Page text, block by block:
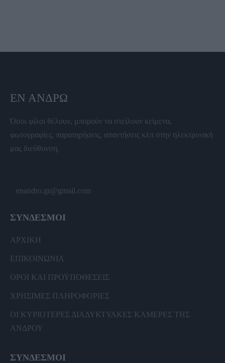
ΕΝ ΆΝΔΡΩ
Όσοι φίλοι θέλουν, μπορούν να στείλουν κείμενα,
φωτογραφίες, παρατηρήσεις, απαντήσεις κλπ στην ηλεκτρονική
μας διεύθυνση.
enandro.gr@gmail.com
ΣΥΝΔΕΣΜΟΙ
ΑΡΧΙΚΗ
ΕΠΙΚΟΙΝΩΝΙΑ
ΟΡΟΙ ΚΑΙ ΠΡΟΫΠΟΘΕΣΕΙΣ
ΧΡΗΣΙΜΕΣ ΠΛΗΡΟΦΟΡΙΕΣ
ΟΙ ΚΥΡΙΟΤΕΡΕΣ ΔΙΑΔΥΚΤΥΑΚΕΣ ΚΑΜΕΡΕΣ ΤΗΣ
ΑΝΔΡΟΥ
ΣΥΝΔΕΣΜΟΙ